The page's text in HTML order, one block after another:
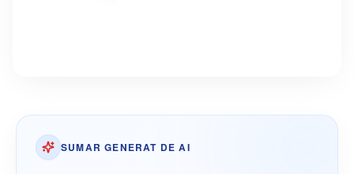
SUMAR GENERAT DE AI